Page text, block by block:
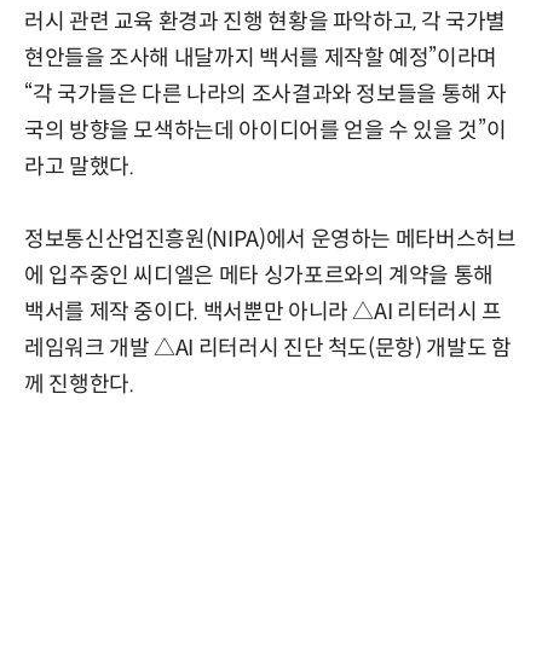
러시 관련 교육 환경과 진행 현황을 파악하고, 각 국가별
현안들을 조사해 내달까지 백서를 제작할 예정”이라며
“각 국가들은 다른 나라의 조사결과와 정보들을 통해 자
국의 방향을 모색하는데 아이디어를 얻을 수 있을 것”이
라고 말했다.
정보통신산업진흥원(NIPA)에서 운영하는 메타버스허브
에 입주중인 씨디엘은 메타 싱가포르와의 계약을 통해
백서를 제작 중이다. 백서뿐만 아니라 △AI 리터러시 프
레임워크 개발 △AI 리터러시 진단 척도(문항) 개발도 함
께 진행한다.